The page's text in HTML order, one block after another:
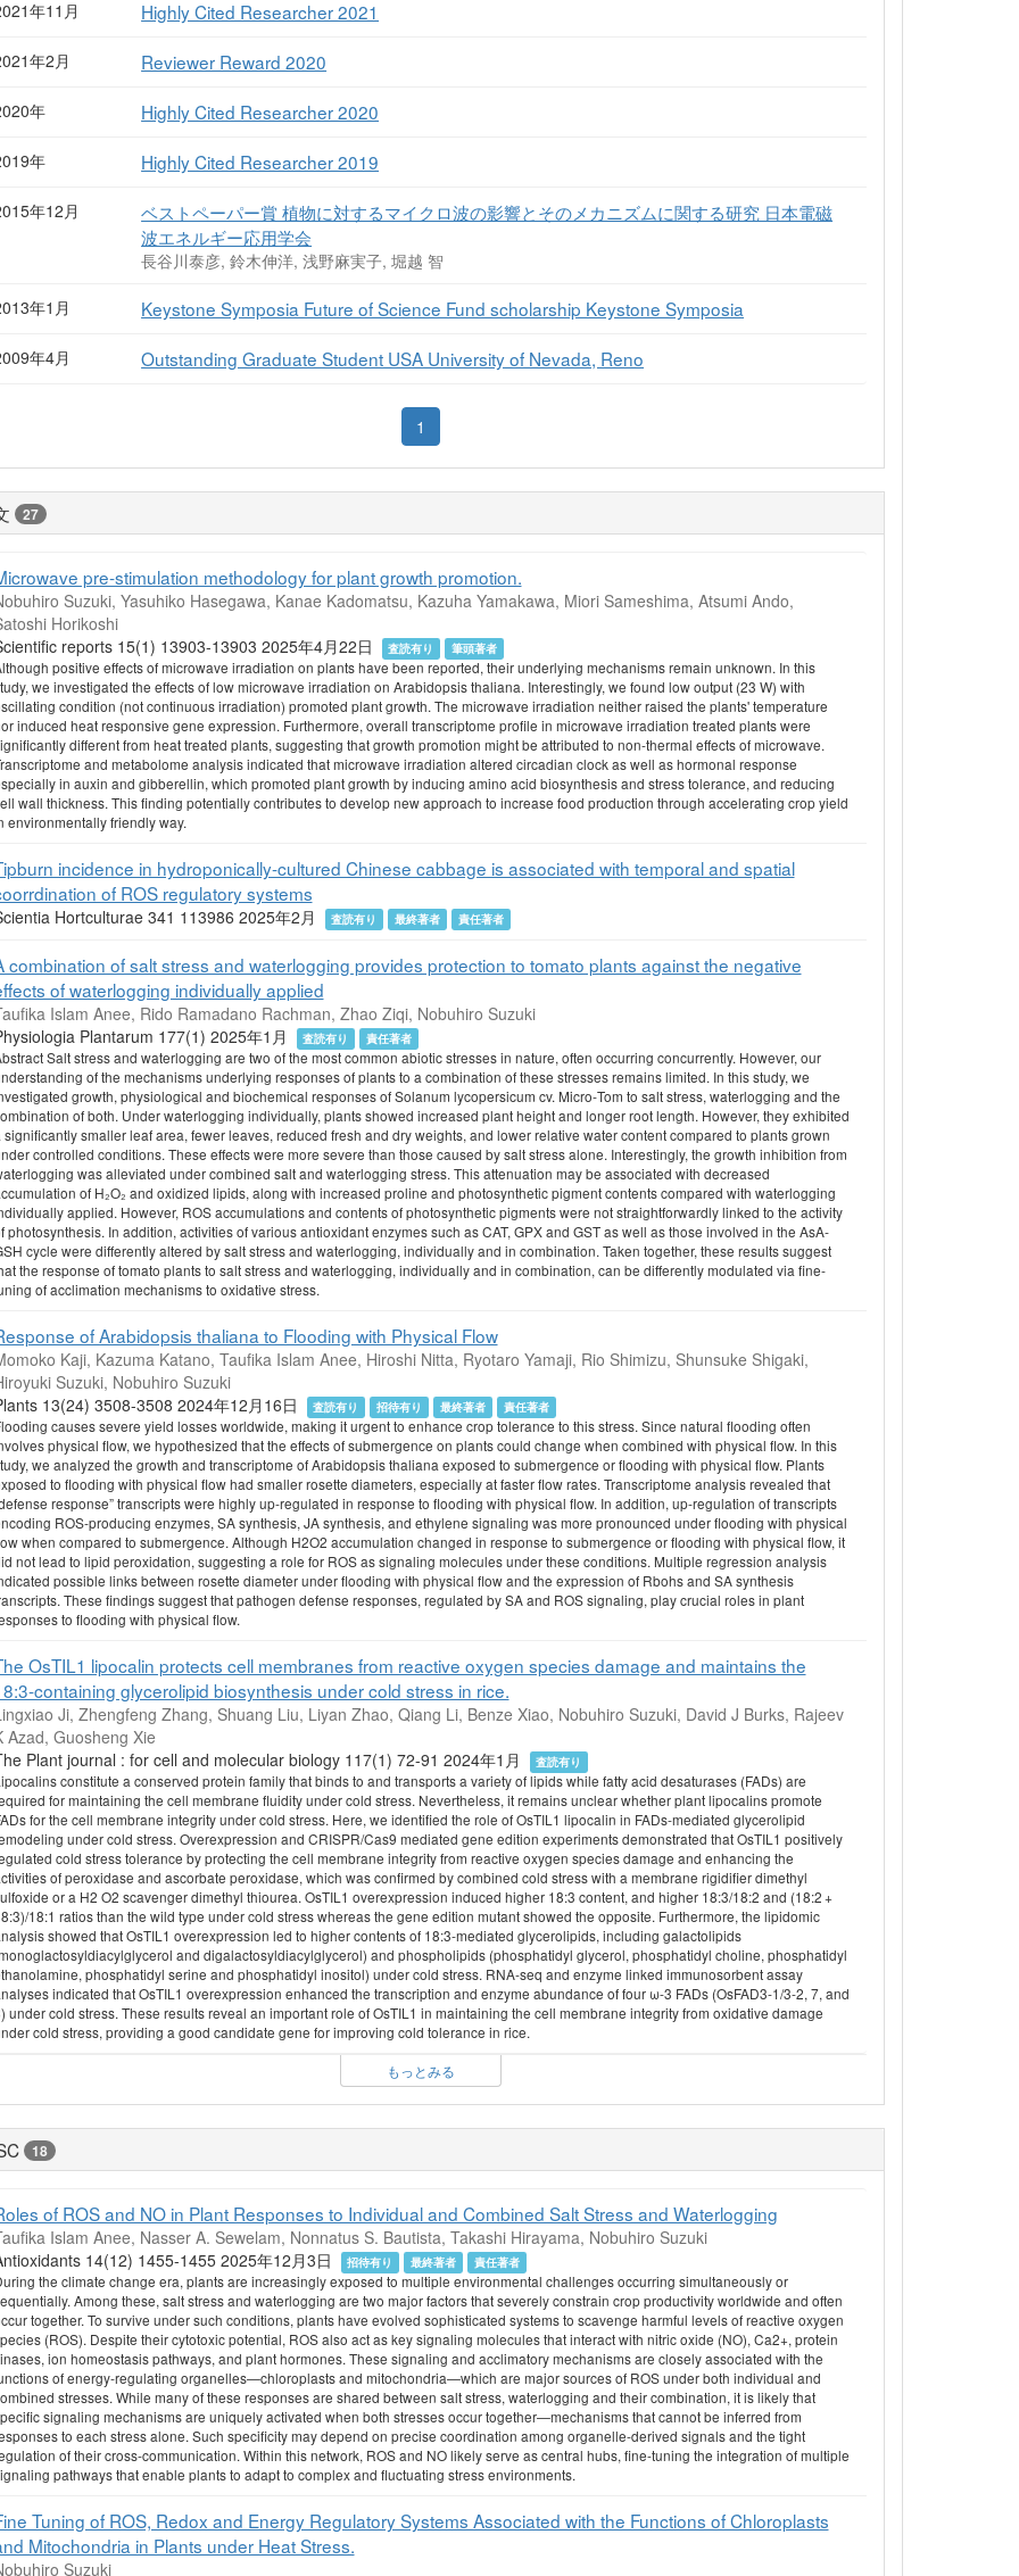
年11月 Highly Cited Researcher 2021
年2月 Reviewer Reward 2020
年 Highly Cited Researcher 2020
年 Highly Cited Researcher 2019
年12月
ベストペーパー賞 植物に対するマイクロ波の影響とそのメカニズムに関する研究 日本電磁
波エネルギー応用学会
長谷川泰彦, 鈴木伸洋, 浅野麻実子, 堀越 智
年1月 Keystone Symposia Future of Science Fund scholarship Keystone Symposia
年4月 Outstanding Graduate Student USA University of Nevada, Reno
1
27
pre-stimulation methodology for plant growth promotion.
Suzuki, Yasuhiko Hasegawa, Kanae Kadomatsu, Kazuha Yamakawa, Miori Sameshima, Atsumi Ando,
Horikoshi
reports 15(1) 13903-13903 2025年4月22日
査読有り 筆頭著者
positive effects of microwave irradiation on plants have been reported, their underlying mechanisms remain unknown. In this
we investigated the effects of low microwave irradiation on Arabidopsis thaliana. Interestingly, we found low output (23 W) with
condition (not continuous irradiation) promoted plant growth. The microwave irradiation neither raised the plants' temperature
induced heat responsive gene expression. Furthermore, overall transcriptome profile in microwave irradiation treated plants were
different from heat treated plants, suggesting that growth promotion might be attributed to non-thermal effects of microwave.
and metabolome analysis indicated that microwave irradiation altered circadian clock as well as hormonal response
in auxin and gibberellin, which promoted plant growth by inducing amino acid biosynthesis and stress tolerance, and reducing
wall thickness. This finding potentially contributes to develop new approach to increase food production through accelerating crop yield
environmentally friendly way.
incidence in hydroponically-cultured Chinese cabbage is associated with temporal and spatial
of ROS regulatory systems
Hortculturae 341 113986 2025年2月 査読有り 最終著者 責任著者
combination of salt stress and waterlogging provides protection to tomato plants against the negative
of waterlogging individually applied
Islam Anee, Rido Ramadano Rachman, Zhao Ziqi, Nobuhiro Suzuki
Plantarum 177(1) 2025年1月
査読有り 責任著者
Salt stress and waterlogging are two of the most common abiotic stresses in nature, often occurring concurrently. However, our
of the mechanisms underlying responses of plants to a combination of these stresses remains limited. In this study, we
growth, physiological and biochemical responses of Solanum lycopersicum cv. Micro‐Tom to salt stress, waterlogging and the
of both. Under waterlogging individually, plants showed increased plant height and longer root length. However, they exhibited
significantly smaller leaf area, fewer leaves, reduced fresh and dry weights, and lower relative water content compared to plants grown
controlled conditions. These effects were more severe than those caused by salt stress alone. Interestingly, the growth inhibition from
was alleviated under combined salt and waterlogging stress. This attenuation may be associated with decreased
of H₂O₂ and oxidized lipids, along with increased proline and photosynthetic pigment contents compared with waterlogging
applied. However, ROS accumulations and contents of photosynthetic pigments were not straightforwardly linked to the activity
photosynthesis. In addition, activities of various antioxidant enzymes such as CAT, GPX and GST as well as those involved in the AsA‐
cycle were differently altered by salt stress and waterlogging, individually and in combination. Taken together, these results suggest
the response of tomato plants to salt stress and waterlogging, individually and in combination, can be differently modulated via fine‐
of acclimation mechanisms to oxidative stress.
of Arabidopsis thaliana to Flooding with Physical Flow
Kaji, Kazuma Katano, Taufika Islam Anee, Hiroshi Nitta, Ryotaro Yamaji, Rio Shimizu, Shunsuke Shigaki,
Suzuki, Nobuhiro Suzuki
13(24) 3508-3508 2024年12月16日
査読有り 招待有り 最終著者 責任著者
causes severe yield losses worldwide, making it urgent to enhance crop tolerance to this stress. Since natural flooding often
physical flow, we hypothesized that the effects of submergence on plants could change when combined with physical flow. In this
we analyzed the growth and transcriptome of Arabidopsis thaliana exposed to submergence or flooding with physical flow. Plants
to flooding with physical flow had smaller rosette diameters, especially at faster flow rates. Transcriptome analysis revealed that
response” transcripts were highly up-regulated in response to flooding with physical flow. In addition, up-regulation of transcripts
ROS-producing enzymes, SA synthesis, JA synthesis, and ethylene signaling was more pronounced under flooding with physical
when compared to submergence. Although H2O2 accumulation changed in response to submergence or flooding with physical flow, it
not lead to lipid peroxidation, suggesting a role for ROS as signaling molecules under these conditions. Multiple regression analysis
possible links between rosette diameter under flooding with physical flow and the expression of Rbohs and SA synthesis
These findings suggest that pathogen defense responses, regulated by SA and ROS signaling, play crucial roles in plant
to flooding with physical flow.
OsTIL1 lipocalin protects cell membranes from reactive oxygen species damage and maintains the
containing glycerolipid biosynthesis under cold stress in rice.
Ji, Zhengfeng Zhang, Shuang Liu, Liyan Zhao, Qiang Li, Benze Xiao, Nobuhiro Suzuki, David J Burks, Rajeev
Azad, Guosheng Xie
Plant journal : for cell and molecular biology 117(1) 72-91 2024年1月
査読有り
constitute a conserved protein family that binds to and transports a variety of lipids while fatty acid desaturases (FADs) are
for maintaining the cell membrane fluidity under cold stress. Nevertheless, it remains unclear whether plant lipocalins promote
for the cell membrane integrity under cold stress. Here, we identified the role of OsTIL1 lipocalin in FADs-mediated glycerolipid
under cold stress. Overexpression and CRISPR/Cas9 mediated gene edition experiments demonstrated that OsTIL1 positively
cold stress tolerance by protecting the cell membrane integrity from reactive oxygen species damage and enhancing the
of peroxidase and ascorbate peroxidase, which was confirmed by combined cold stress with a membrane rigidifier dimethyl
or a H2 O2 scavenger dimethyl thiourea. OsTIL1 overexpression induced higher 18:3 content, and higher 18:3/18:2 and (18:2 +
18:1 ratios than the wild type under cold stress whereas the gene edition mutant showed the opposite. Furthermore, the lipidomic
showed that OsTIL1 overexpression led to higher contents of 18:3-mediated glycerolipids, including galactolipids
and digalactosyldiacylglycerol) and phospholipids (phosphatidyl glycerol, phosphatidyl choline, phosphatidyl
phosphatidyl serine and phosphatidyl inositol) under cold stress. RNA-seq and enzyme linked immunosorbent assay
indicated that OsTIL1 overexpression enhanced the transcription and enzyme abundance of four ω-3 FADs (OsFAD3-1/3-2, 7, and
under cold stress. These results reveal an important role of OsTIL1 in maintaining the cell membrane integrity from oxidative damage
cold stress, providing a good candidate gene for improving cold tolerance in rice.
もっとみる
18
of ROS and NO in Plant Responses to Individual and Combined Salt Stress and Waterlogging
Islam Anee, Nasser A. Sewelam, Nonnatus S. Bautista, Takashi Hirayama, Nobuhiro Suzuki
14(12) 1455-1455 2025年12月3日
招待有り 最終著者 責任著者
the climate change era, plants are increasingly exposed to multiple environmental challenges occurring simultaneously or
Among these, salt stress and waterlogging are two major factors that severely constrain crop productivity worldwide and often
together. To survive under such conditions, plants have evolved sophisticated systems to scavenge harmful levels of reactive oxygen
(ROS). Despite their cytotoxic potential, ROS also act as key signaling molecules that interact with nitric oxide (NO), Ca2+, protein
ion homeostasis pathways, and plant hormones. These signaling and acclimatory mechanisms are closely associated with the
of energy-regulating organelles—chloroplasts and mitochondria—which are major sources of ROS under both individual and
stresses. While many of these responses are shared between salt stress, waterlogging and their combination, it is likely that
signaling mechanisms are uniquely activated when both stresses occur together—mechanisms that cannot be inferred from
to each stress alone. Such specificity may depend on precise coordination among organelle-derived signals and the tight
of their cross-communication. Within this network, ROS and NO likely serve as central hubs, fine-tuning the integration of multiple
pathways that enable plants to adapt to complex and fluctuating stress environments.
Tuning of ROS, Redox and Energy Regulatory Systems Associated with the Functions of Chloroplasts
Mitochondria in Plants under Heat Stress.
Suzuki